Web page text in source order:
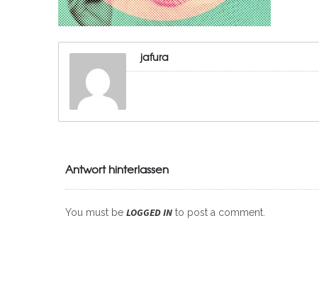
jafura
Antwort hinterlassen
You must be LOGGED IN to post a comment.